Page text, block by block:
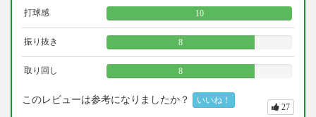
打球感 10
振り抜き 8
取り回し 8
このレビューは参考になりましたか？ いいね！
27